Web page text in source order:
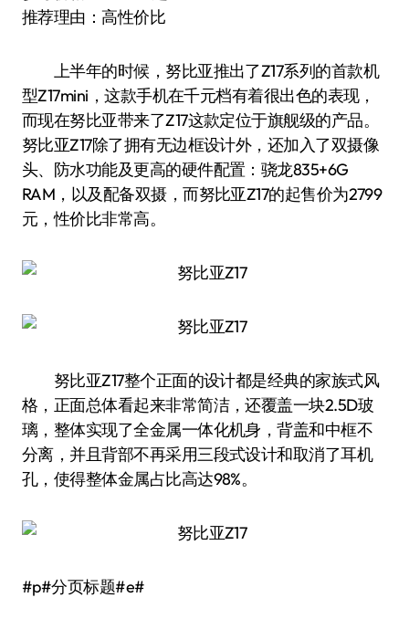
推荐理由：高性价比
上半年的时候，努比亚推出了Z17系列的首款机
型Z17mini，这款手机在千元档有着很出色的表现，
而现在努比亚带来了Z17这款定位于旗舰级的产品。
努比亚Z17除了拥有无边框设计外，还加入了双摄像
头、防水功能及更高的硬件配置：骁龙835+6G
RAM，以及配备双摄，而努比亚Z17的起售价为2799
元，性价比非常高。
努比亚Z17整个正面的设计都是经典的家族式风
格，正面总体看起来非常简洁，还覆盖一块2.5D玻
璃，整体实现了全金属一体化机身，背盖和中框不
分离，并且背部不再采用三段式设计和取消了耳机
孔，使得整体金属占比高达98%。
#p#分页标题#e#